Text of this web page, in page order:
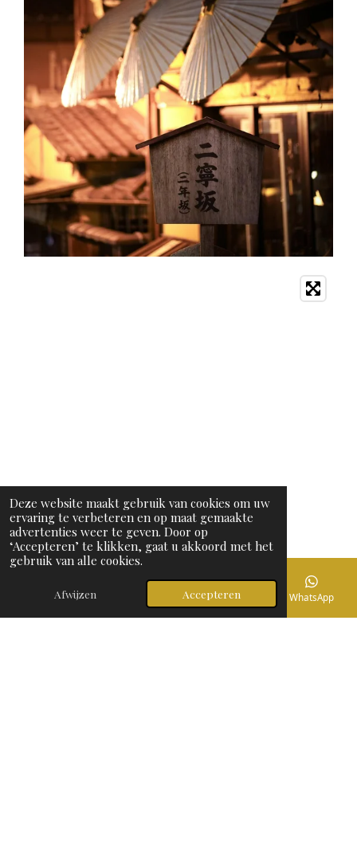
Deze website maakt gebruik van cookies om uw
ervaring te verbeteren en op maat gemaakte
advertenties weer te geven. Door op
‘Accepteren’ te klikken, gaat u akkoord met het
gebruik van alle cookies.
Afwijzen Accepteren
E-mailadres Telefoonnummer Instagram WhatsApp